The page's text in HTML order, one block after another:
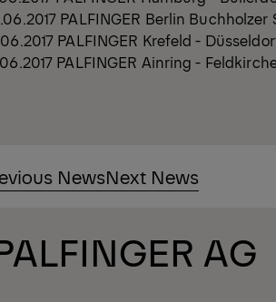
PALFINGER Berlin Buchholzer
PALFINGER Krefeld -
PALFINGER Ainring -
NewsNext News
AG